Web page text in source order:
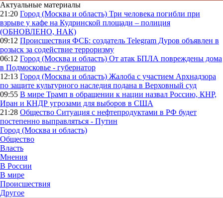
Актуальные материалы
21:20 Город (Москва и область) Три человека погибли при
взрыве у кафе на Кудринской площади – полиция
(ОБНОВЛЕНО, НАК)
09:12 Происшествия ФСБ: создатель Telegram Дуров объявлен в
розыск за содействие терроризму
06:12 Город (Москва и область) От атак БПЛА повреждены дома
в Подмосковье - губернатор
12:13 Город (Москва и область) Жалоба с участием Архнадзора
по защите культурного наследия подана в Верховный суд
09:55 В мире Трамп в обращении к нации назвал Россию, КНР,
Иран и КНДР угрозами для выборов в США
21:28 Общество Ситуация с нефтепродуктами в РФ будет
постепенно выправляться - Путин
Город (Москва и область)
Общество
Власть
Мнения
В России
В мире
Происшествия
Другое